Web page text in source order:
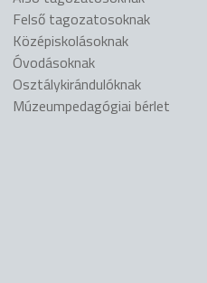
Felső tagozatosoknak
Középiskolásoknak
Óvodásoknak
Osztálykirándulóknak
Múzeumpedagógiai bérlet